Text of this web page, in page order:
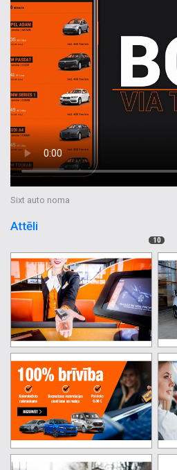
Sixt auto noma
Attēli
10